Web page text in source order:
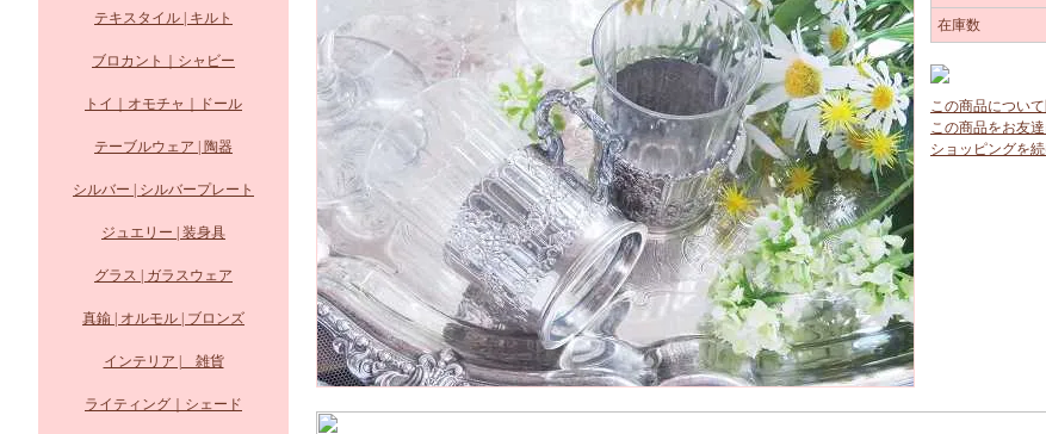
テキスタイル | キルト
ブロカント｜シャビー
トイ｜オモチャ｜ドール
テーブルウェア | 陶器
シルバー | シルバープレート
ジュエリー | 装身具
グラス | ガラスウェア
真鍮 | オルモル | ブロンズ
インテリア | 雑貨
ライティング｜シェード
在庫数
この商品につい
この商品をお友
ショッピングを